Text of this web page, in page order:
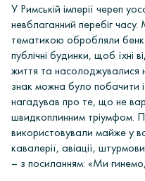
У Римській імперії череп
невблаганний перебіг
тематикою обробляли
публічні будинки, щоб їхні
життя та насолоджувалися
знак можна було побачити
нагадував про те, що не
швидкоплинним тріумфом.
використовували майже у
кавалерії, авіації,
– з посиланням: «Ми